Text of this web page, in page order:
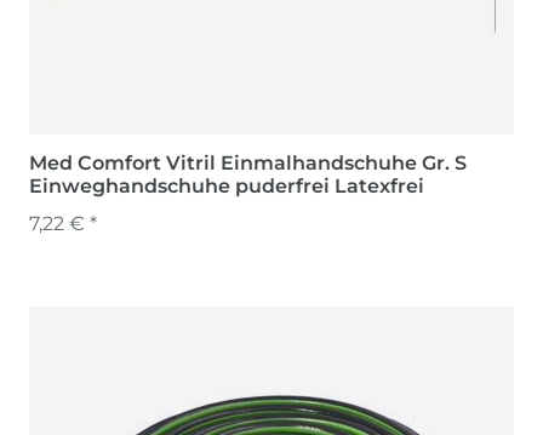
Med Comfort Vitril Einmalhandschuhe Gr. S
Einweghandschuhe puderfrei Latexfrei
7,22 € *